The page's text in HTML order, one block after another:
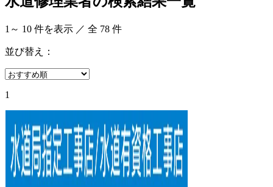
1 ～ 10 件を表示 ／ 全 78 件
並び替え：
1